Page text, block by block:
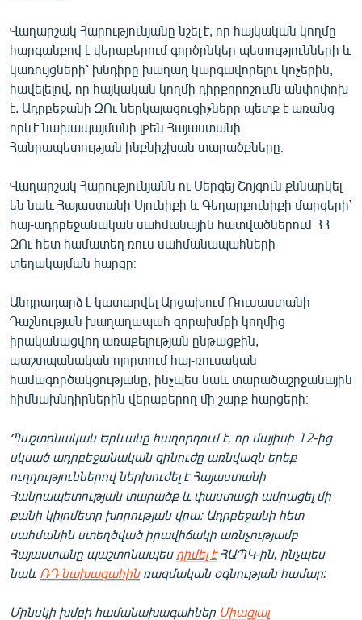
«Ազատության» բոլոր կայքերը
Վաղարշակ Հարությունյանը նշել է, որ հայկական կողմը
հարգանքով է վերաբերում գործընկեր պետությունների և
կառույցների՝ խնդիրը խաղաղ կարգավորելու կոչերին,
հավելելով, որ հայկական կողմի դիրքորոշումն անփոփոխ
է. Ադրբեջանի ԶՈւ ներկայացուցիչները պետք է առանց
որևէ նախապայմանի լքեն Հայաստանի
Հանրապետության ինքնիշխան տարածքները։
Վաղարշակ Հարությունյանն ու Սերգեյ Շոյգուն քննարկել
են նաև Հայաստանի Սյունիքի և Գեղարքունիքի մարզերի՝
հայ-ադրբեջանական սահմանային հատվածներում ՀՀ
ԶՈւ հետ համատեղ ռուս սահմանապահների
տեղակայման հարցը։
Անդրադարձ է կատարվել Արցախում Ռուսաստանի
Դաշնության խաղաղապահ զորախմբի կողմից
իրականացվող առաքելության ընթացքին,
պաշտպանական ոլորտում հայ-ռուսական
համագործակցությանը, ինչպես նաև տարածաշրջանային
հիմնախնդիրներին վերաբերող մի շարք հարցերի։
Պաշտոնական Երևանը հաղորդում է, որ մայիսի 12-ից
սկսած ադրբեջանական զինուժը առնվազն երեք
ուղղություններով ներխուժել է Հայաստանի
Հանրապետության տարածք և փաստացի ամրացել մի
քանի կիլոմետր խորության վրա։ Ադրբեջանի հետ
սահմանին ստեղծված իրավիճակի առնչությամբ
Հայաստանը պաշտոնապես դիմել էՀԱՊԿ-ին, ինչպես
նաև ՌԴ նախագահինռազմական օգնության համար:
Մինսկի խմբի համանախագահներ Միացյալ